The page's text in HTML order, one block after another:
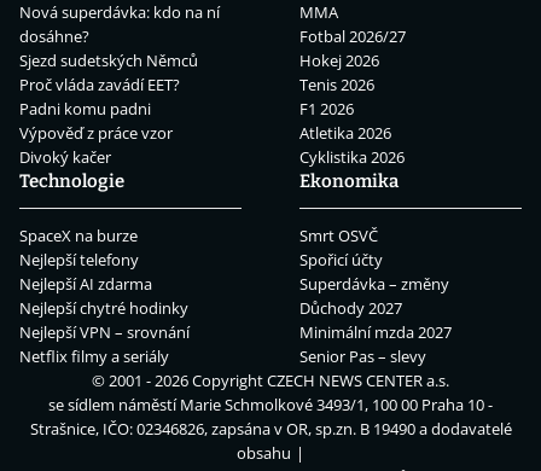
Nová superdávka: kdo na ní
dosáhne?
Sjezd sudetských Němců
Proč vláda zavádí EET?
Padni komu padni
Výpověď z práce vzor
Divoký kačer
MMA
Fotbal 2026/27
Hokej 2026
Tenis 2026
F1 2026
Atletika 2026
Cyklistika 2026
Technologie
SpaceX na burze
Nejlepší telefony
Nejlepší AI zdarma
Nejlepší chytré hodinky
Nejlepší VPN – srovnání
Netflix filmy a seriály
Ekonomika
Smrt OSVČ
Spořicí účty
Superdávka – změny
Důchody 2027
Minimální mzda 2027
Senior Pas – slevy
© 2001 - 2026 CopyrightCZECH NEWS CENTER a.s.
se sídlem náměstí Marie Schmolkové 3493/1, 100 00 Praha 10 -
Strašnice, IČO: 02346826, zapsána v OR, sp.zn. B 19490 a dodavatelé
obsahu